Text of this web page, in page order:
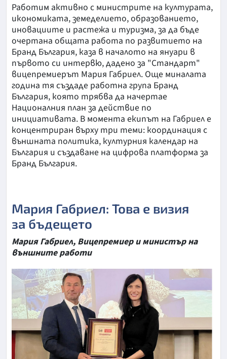
Работим активно с министрите на културата,
икономиката, земеделието, образованието,
иновациите и растежа и туризма, за да бъде
очертана общата работа по развитието на
Бранд България, каза в началото на януари в
първото си интервю, дадено за "Стандарт"
вицепремиерът Мария Габриел. Още миналата
година тя създаде работна група Бранд
България, която трябва да начертае
Националния план за действие по
инициативата. В момента екипът на Габриел е
концентриран върху три теми: координация с
външната политика, културния календар на
България и създаване на цифрова платформа за
Бранд България.
Мария Габриел: Това е визия
за бъдещето
Мария Габриел, Вицепремиер и министър на
външните работи